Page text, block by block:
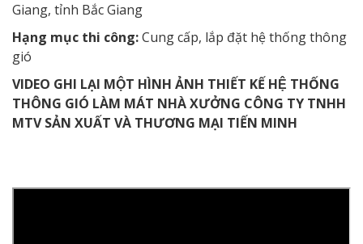
Giang, tỉnh Bắc Giang
Hạng mục thi công:Cung cấp, lắp đặt hệ thống thông
gió
VIDEO GHI LẠI MỘT HÌNH ẢNH THIẾT KẾ HỆ THỐNG
THÔNG GIÓ LÀM MÁT NHÀ XƯỞNG CÔNG TY TNHH
MTV SẢN XUẤT VÀ THƯƠNG MẠI TIẾN MINH